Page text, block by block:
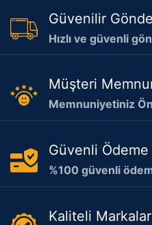
Güvenilir
Hızlı ve güvenli
Müşteri
Memnuniyetiniz
Güvenli Ödeme
%100 güvenli
Kaliteli Markalar